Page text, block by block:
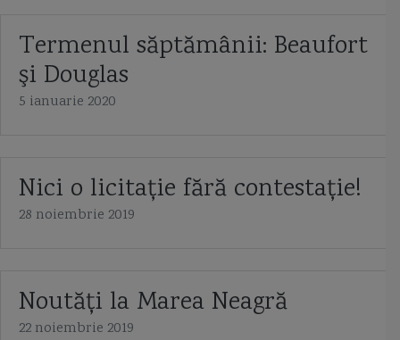
Termenul săptămânii: Beaufort
şi Douglas
5 ianuarie 2020
Nici o licitație fără contestație!
28 noiembrie 2019
Noutăți la Marea Neagră
22 noiembrie 2019